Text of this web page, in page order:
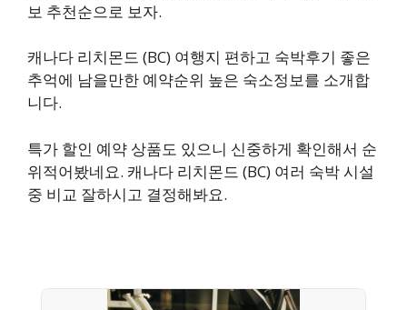
보 추천순으로 보자.
캐나다 리치몬드 (BC) 여행지 편하고 숙박후기 좋은
추억에 남을만한 예약순위 높은 숙소정보를 소개합
니다.
특가 할인 예약 상품도 있으니 신중하게 확인해서 순
위적어봤네요. 캐나다 리치몬드 (BC) 여러 숙박 시설
중 비교 잘하시고 결정해봐요.